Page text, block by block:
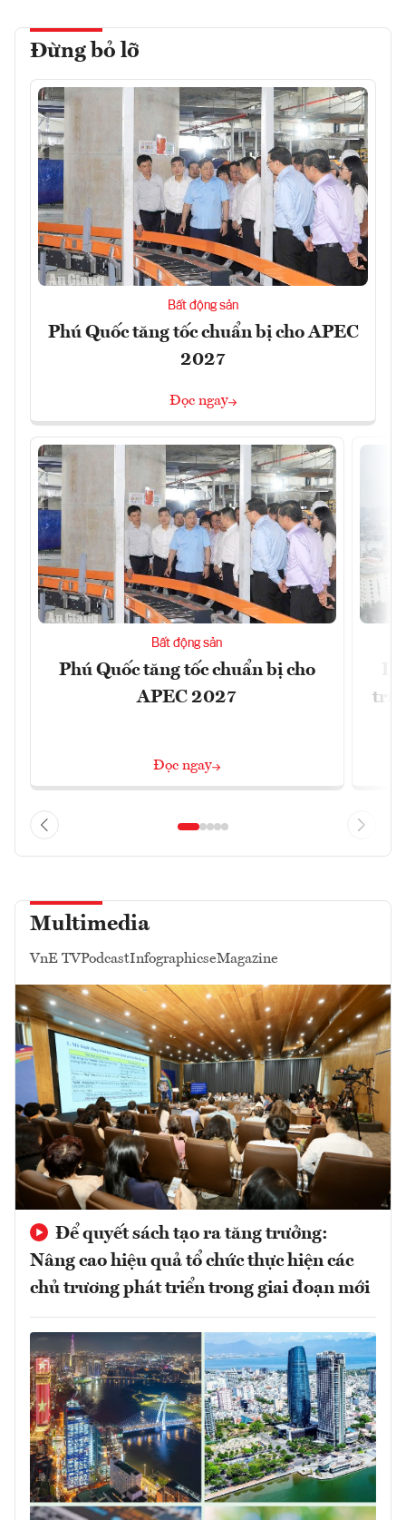
Đừng bỏ lỡ
Bất động sản
Phú Quốc tăng tốc chuẩn bị cho APEC
2027
Đọc ngay
Bất động sản
Phú Quốc tăng tốc chuẩn bị cho
APEC 2027
Đọc ngay
Multimedia
VnE TVPodcastInfographicseMagazine
Để quyết sách tạo ra tăng trưởng:
Nâng cao hiệu quả tổ chức thực hiện các
chủ trương phát triển trong giai đoạn mới